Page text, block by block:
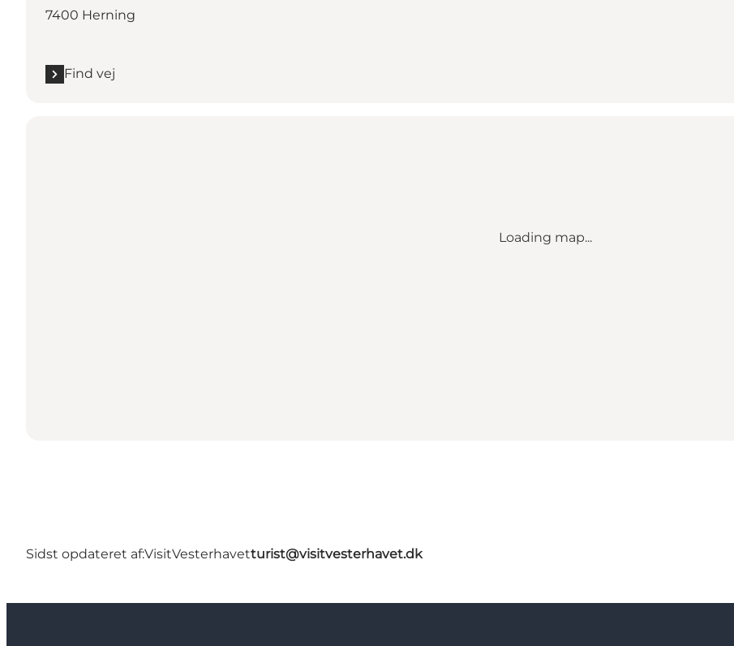
7400 Herning
Find vej
Loading map...
Sidst opdateret af:VisitVesterhavetturist@visitvesterhavet.dk